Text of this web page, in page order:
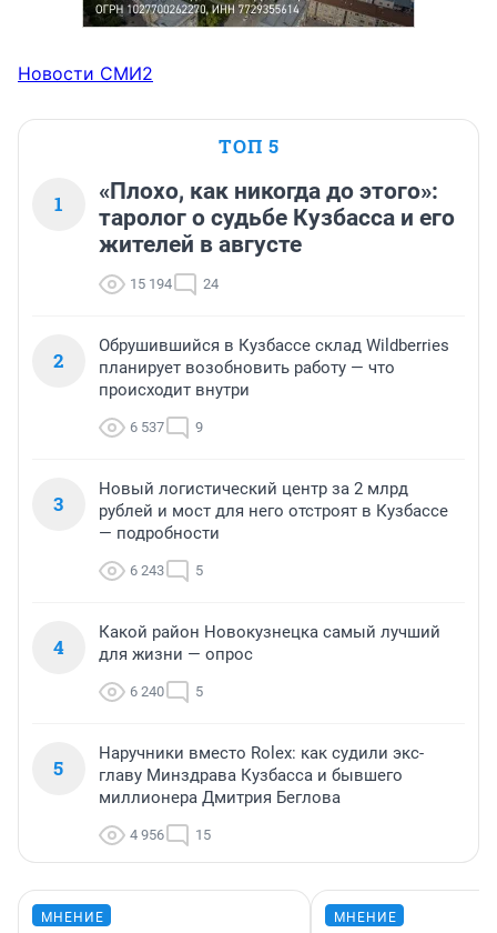
Новости СМИ2
ТОП 5
1
«Плохо, как никогда до этого»:
таролог о судьбе Кузбасса и его
жителей в августе
15 194 24
2
Обрушившийся в Кузбассе склад Wildberries
планирует возобновить работу — что
происходит внутри
6 537 9
3
Новый логистический центр за 2 млрд
рублей и мост для него отстроят в Кузбассе
— подробности
6 243 5
4
Какой район Новокузнецка самый лучший
для жизни — опрос
6 240 5
5
Наручники вместо Rolex: как судили экс-
главу Минздрава Кузбасса и бывшего
миллионера Дмитрия Беглова
4 956 15
МНЕНИЕ МНЕНИЕ